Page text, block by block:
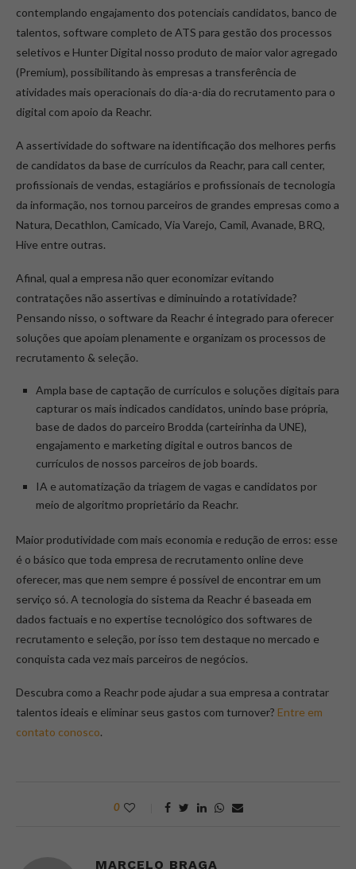
contemplando engajamento dos potenciais candidatos, banco de
talentos, software completo de ATS para gestão dos processos
seletivos e Hunter Digital nosso produto de maior valor agregado
(Premium), possibilitando às empresas a transferência de
atividades mais operacionais do dia-a-dia do recrutamento para o
digital com apoio da Reachr.
A assertividade do software na identificação dos melhores perfis
de candidatos da base de currículos da Reachr, para call center,
profissionais de vendas, estagiários e profissionais de tecnologia
da informação, nos tornou parceiros de grandes empresas como a
Natura, Decathlon, Camicado, Via Varejo, Camil, Avanade, BRQ,
Hive entre outras.
Afinal, qual a empresa não quer economizar evitando
contratações não assertivas e diminuindo a rotatividade?
Pensando nisso, o software da Reachr é integrado para oferecer
soluções que apoiam plenamente e organizam os processos de
recrutamento & seleção.
Ampla base de captação de currículos e soluções digitais para
capturar os mais indicados candidatos, unindo base própria,
base de dados do parceiro Brodda (carteirinha da UNE),
engajamento e marketing digital e outros bancos de
currículos de nossos parceiros de job boards.
IA e automatização da triagem de vagas e candidatos por
meio de algoritmo proprietário da Reachr.
Maior produtividade com mais economia e redução de erros: esse
é o básico que toda empresa de recrutamento online deve
oferecer, mas que nem sempre é possível de encontrar em um
serviço só. A tecnologia do sistema da Reachr é baseada em
dados factuais e no expertise tecnológico dos softwares de
recrutamento e seleção, por isso tem destaque no mercado e
conquista cada vez mais parceiros de negócios.
Descubra como a Reachr pode ajudar a sua empresa a contratar
talentos ideais e eliminar seus gastos com turnover? Entre em
contato conosco.
0
MARCELO BRAGA